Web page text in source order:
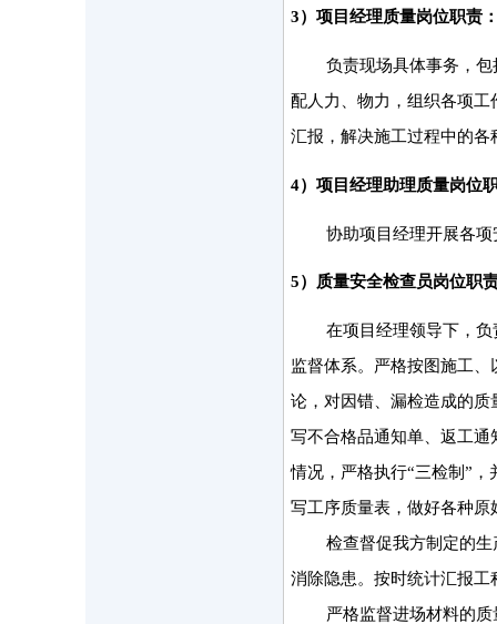
3）项目经理质量岗位职责
负责现场具体事务，
配人力、物力，组织各项
汇报，解决施工过程中的
4）项目经理助理质量岗位
协助项目经理开展各
5）质量安全检查员岗位职
在项目经理领导下，
监督体系。严格按图施工
论，对因错、漏检造成的
写不合格品通知单、返工
情况，严格执行“三检制”
写工序质量表，做好各种
检查督促我方制定的
消除隐患。按时统计汇报
严格监督进场材料的